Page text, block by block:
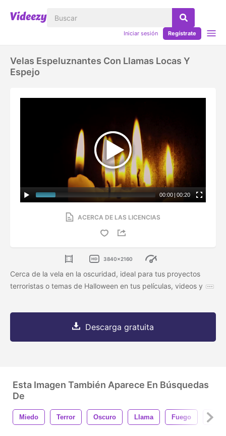
Iniciar sesión Regístrate
Velas Espeluznantes Con Llamas Locas Y
Espejo
00:00 | 00:20
ACERCA DE LAS LICENCIAS
3840x2160
Cerca de la vela en la oscuridad, ideal para tus proyectos
terroristas o temas de Halloween en tus películas, videos y
Descarga gratuita
Esta Imagen También Aparece En Búsquedas
De
Miedo Terror Oscuro Llama Fuego Vela